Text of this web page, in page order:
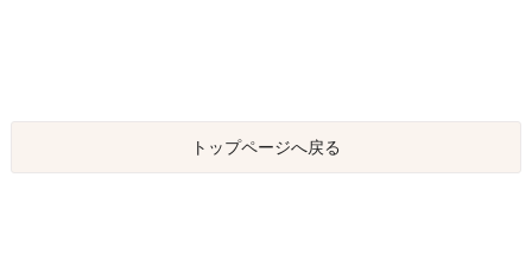
トップページへ戻る